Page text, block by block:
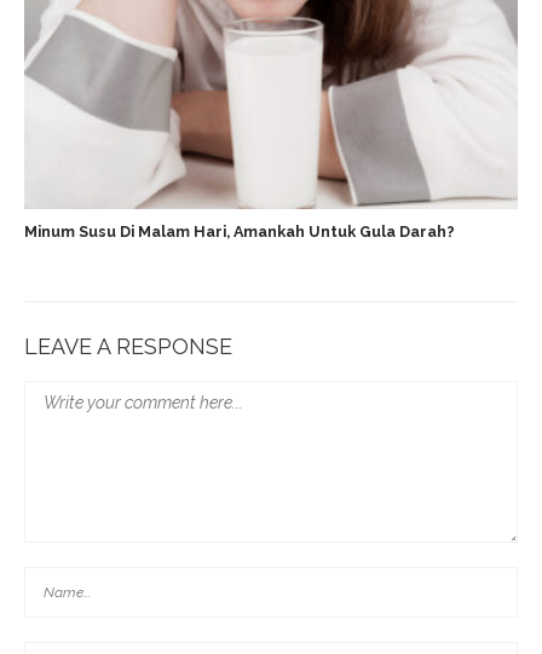
Minum Susu Di Malam Hari, Amankah Untuk Gula Darah?
LEAVE A RESPONSE